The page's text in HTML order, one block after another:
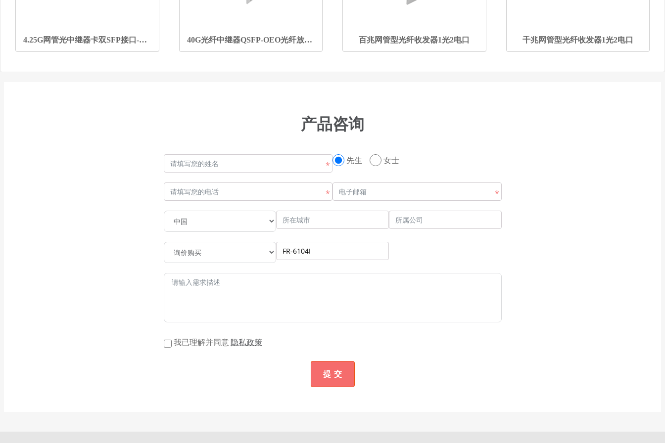
4.25G网管光中继器卡双SFP接口-OEO转换器 40G光纤中继器QSFP-OEO光纤放大中继器 百兆网管型光纤收发器1光2电口 千兆网管型光纤收发器1光2电口
产品咨询
先生 女士
我已理解并同意 隐私政策
提 交